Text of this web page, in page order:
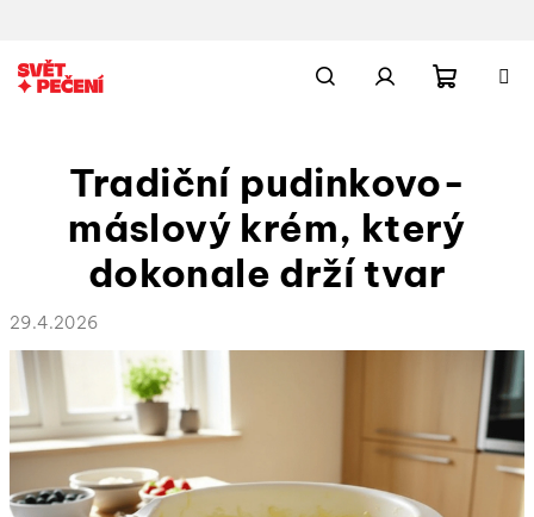
na
obsah
košík
Tradiční pudinkovo-
máslový krém, který
dokonale drží tvar
29.4.2026